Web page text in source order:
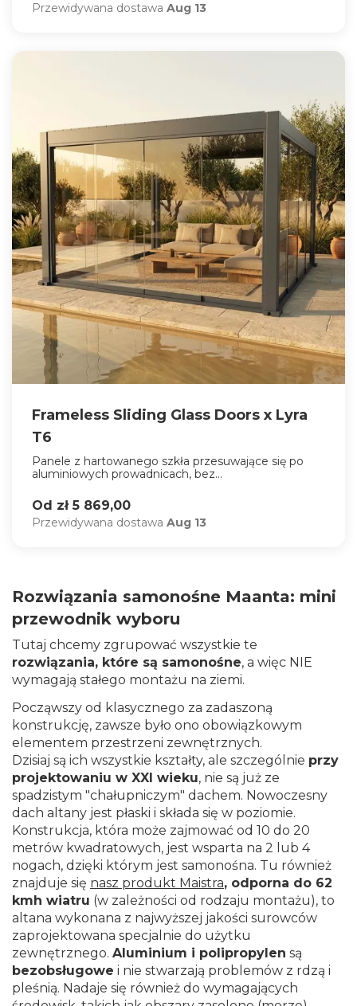
Przewidywana dostawa Aug 13
Frameless Sliding Glass Doors x Lyra
T6
Panele z hartowanego szkła przesuwające się po
aluminiowych prowadnicach, bez...
Od zł 5 869,00
Przewidywana dostawa Aug 13
Rozwiązania samonośne Maanta: mini
przewodnik wyboru
Tutaj chcemy zgrupować wszystkie te
rozwiązania, które są samonośne, a więc NIE
wymagają stałego montażu na ziemi.
Począwszy od klasycznego za zadaszoną
konstrukcję, zawsze było ono obowiązkowym
elementem przestrzeni zewnętrznych.
Dzisiaj są ich wszystkie kształty, ale szczególnie przy
projektowaniu w XXI wieku, nie są już ze
spadzistym "chałupniczym" dachem. Nowoczesny
dach altany jest płaski i składa się w poziomie.
Konstrukcja, która może zajmować od 10 do 20
metrów kwadratowych, jest wsparta na 2 lub 4
nogach, dzięki którym jest samonośna. Tu również
znajduje się nasz produkt Maistra, odporna do 62
kmh wiatru (w zależności od rodzaju montażu), to
altana wykonana z najwyższej jakości surowców
zaprojektowana specjalnie do użytku
zewnętrznego. Aluminium i polipropylen są
bezobsługowe i nie stwarzają problemów z rdzą i
pleśnią. Nadaje się również do wymagających